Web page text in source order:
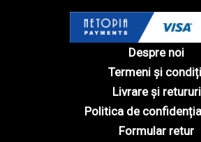
Despre noi
Termeni și
Livrare și retururi
Politica de
Formular retur